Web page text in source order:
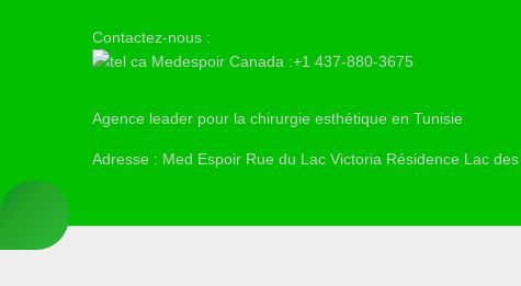
Contactez-nous :
Medespoir Canada :+1 437-880-3675
Agence leader pour la chirurgie esthétique en Tunisie
Adresse : Med Espoir Rue du Lac Victoria Résidence Lac